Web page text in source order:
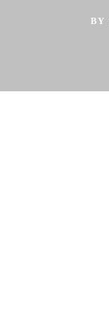
BY